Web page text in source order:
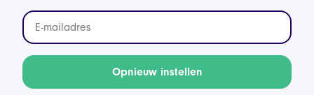
Opnieuw instellen